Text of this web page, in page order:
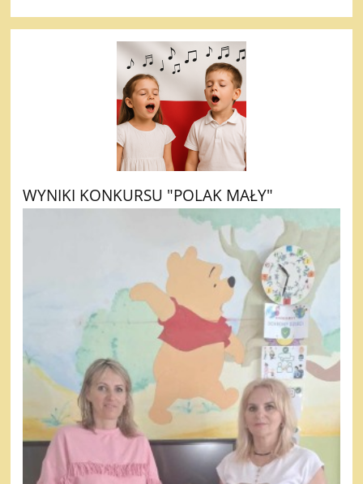
WYNIKI KONKURSU "POLAK MAŁY"